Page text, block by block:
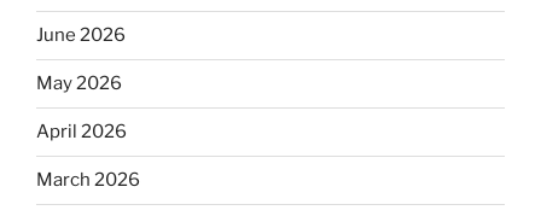
June 2026
May 2026
April 2026
March 2026